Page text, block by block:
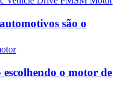
são o
o motor de